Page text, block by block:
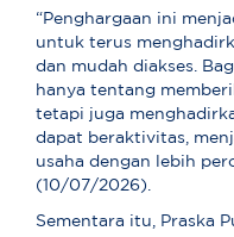
“Penghargaan ini
untuk terus
dan mudah diakses.
hanya tentang
tetapi juga
dapat beraktivitas,
usaha dengan lebih
(10/07/2026).
Sementara itu, Praska